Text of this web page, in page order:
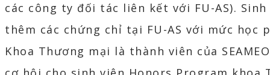
các công ty đối tác liên kết với FU-AS).
thêm các chứng chỉ tại FU-AS với mức học
Khoa Thương mại là thành viên của